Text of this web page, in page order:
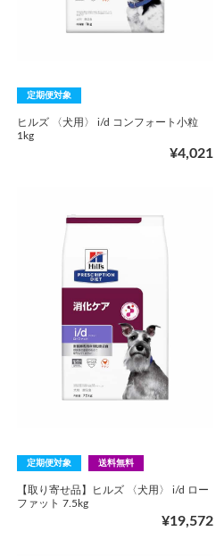
定期便対象
ヒルズ 〈犬用〉 i/d コンフォート小粒
1kg
¥4,021
定期便対象 送料無料
【取り寄せ品】ヒルズ 〈犬用〉 i/d ロー
ファット 7.5kg
¥19,572